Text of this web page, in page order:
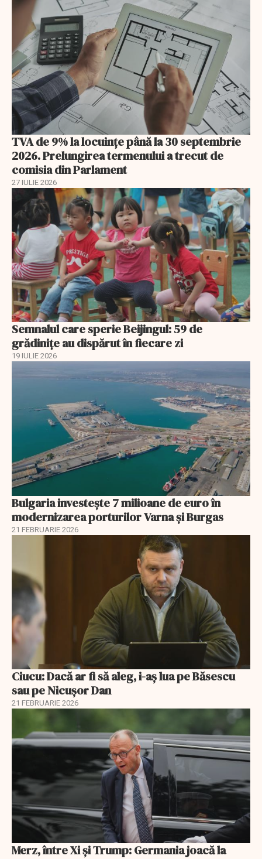
TVA de 9% la locuințe până la 30 septembrie
2026. Prelungirea termenului a trecut de
comisia din Parlament
27 IULIE 2026
Semnalul care sperie Beijingul: 59 de
grădinițe au dispărut în fiecare zi
19 IULIE 2026
Bulgaria investește 7 milioane de euro în
modernizarea porturilor Varna și Burgas
21 FEBRUARIE 2026
Ciucu: Dacă ar fi să aleg, i-aș lua pe Băsescu
sau pe Nicușor Dan
21 FEBRUARIE 2026
Merz, între Xi și Trump: Germania joacă la